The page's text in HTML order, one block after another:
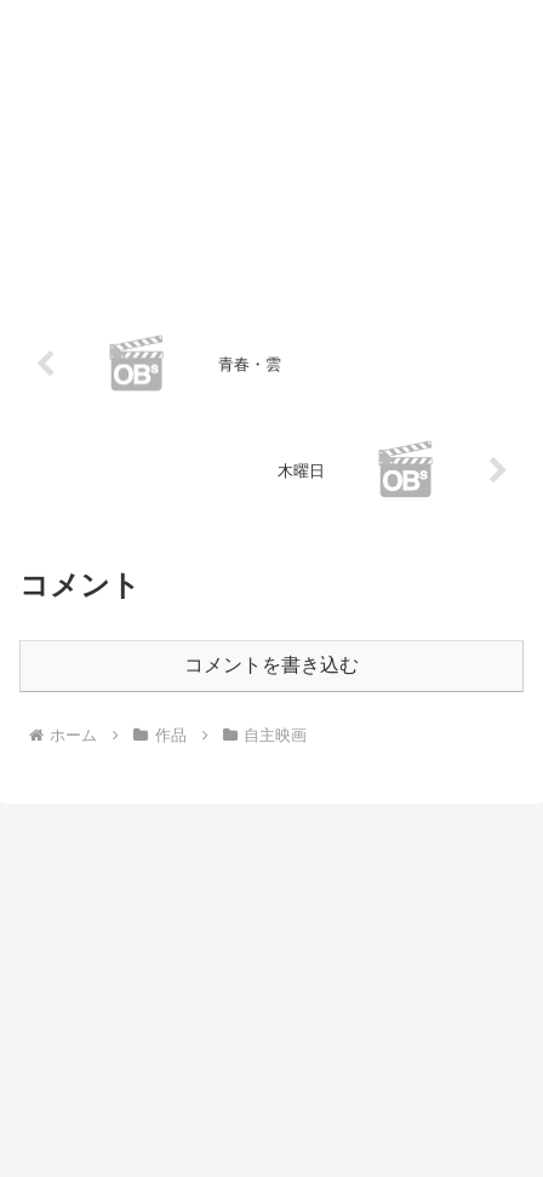
青春・雲
木曜日
コメント
コメントを書き込む
ホーム 作品 自主映画